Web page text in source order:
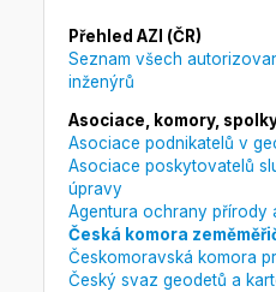
Přehled AZI (ČR)
Seznam všech
inženýrů
Asociace, komory,
Asociace podnikatelů v
Asociace poskytovatelů
úpravy
Agentura ochrany přírody
Česká komora
Českomoravská komora
Český svaz geodetů a